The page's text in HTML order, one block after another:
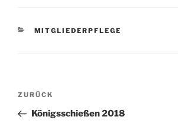
KATEGORIEN
MITGLIEDERPFLEGE
Beitragsnavigation
Vorheriger
Beitrag
ZURÜCK
Königsschießen 2018